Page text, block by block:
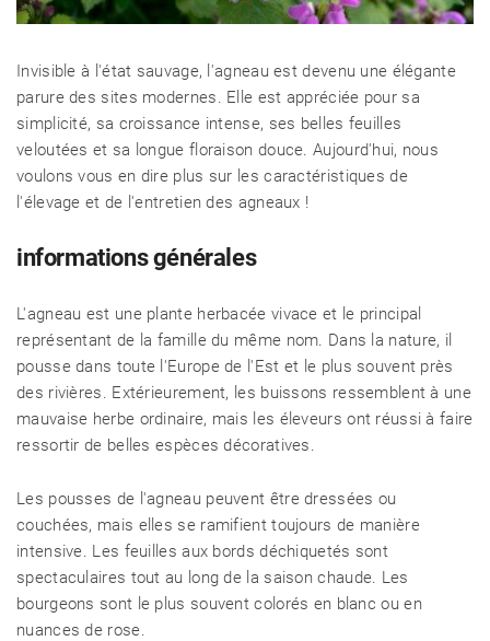
Invisible à l'état sauvage, l'agneau est devenu une élégante
parure des sites modernes. Elle est appréciée pour sa
simplicité, sa croissance intense, ses belles feuilles
veloutées et sa longue floraison douce. Aujourd'hui, nous
voulons vous en dire plus sur les caractéristiques de
l'élevage et de l'entretien des agneaux !
informations générales
L'agneau est une plante herbacée vivace et le principal
représentant de la famille du même nom. Dans la nature, il
pousse dans toute l'Europe de l'Est et le plus souvent près
des rivières. Extérieurement, les buissons ressemblent à une
mauvaise herbe ordinaire, mais les éleveurs ont réussi à faire
ressortir de belles espèces décoratives.
Les pousses de l'agneau peuvent être dressées ou
couchées, mais elles se ramifient toujours de manière
intensive. Les feuilles aux bords déchiquetés sont
spectaculaires tout au long de la saison chaude. Les
bourgeons sont le plus souvent colorés en blanc ou en
nuances de rose.